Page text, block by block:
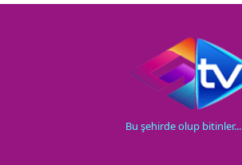
Bu şehirde olup bitinler...